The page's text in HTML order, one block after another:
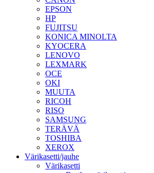
EPSON
HP
FUJITSU
KONICA MINOLTA
KYOCERA
LENOVO
LEXMARK
OCE
OKI
MUUTA
RICOH
RISO
SAMSUNG
TERÄVÄ
TOSHIBA
XEROX
Värikasetti/jauhe
Värikasetti